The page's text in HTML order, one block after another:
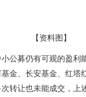
【资料图】
公募仍有可观的盈利
金、长安基金、红塔
转让也未能成交，上